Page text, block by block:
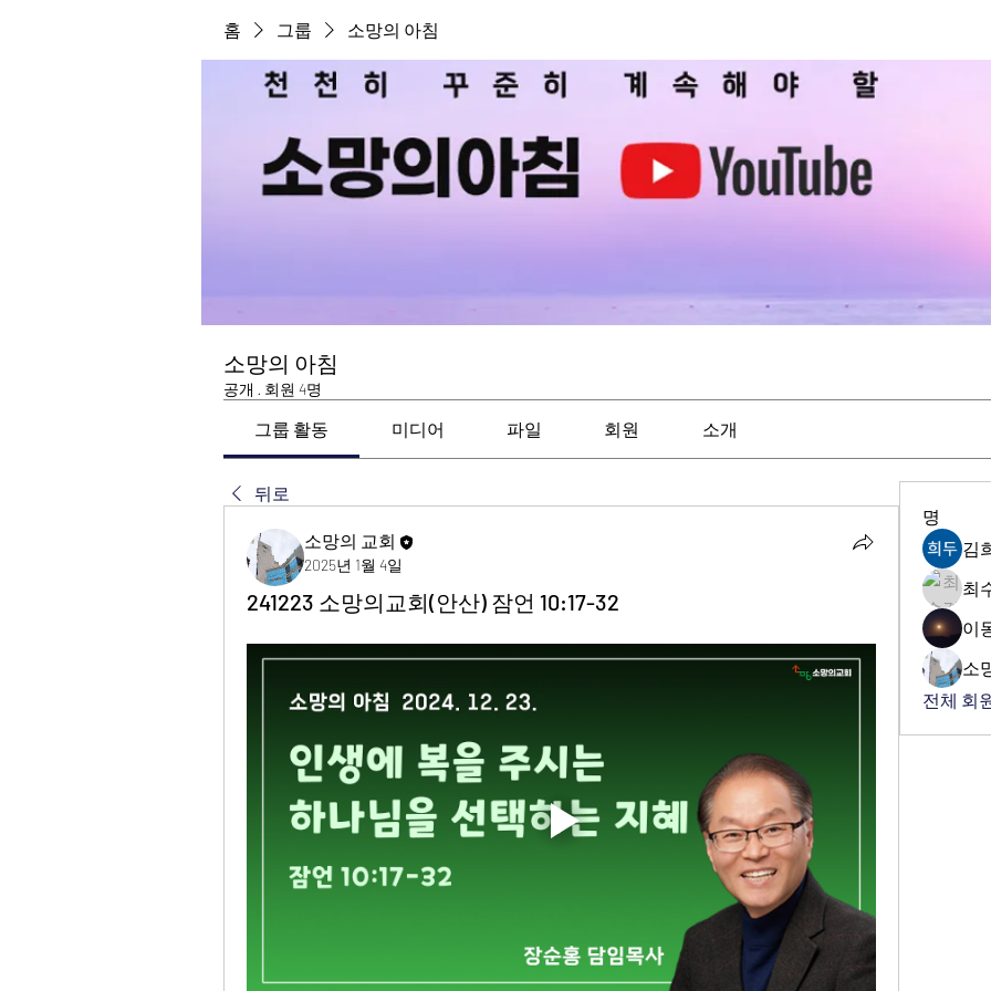
홈 그룹 소망의 아침
소망의 아침
공개 · 회원 4명
그룹 활동 미디어 파일 회원 소개
뒤로
소망의 교회
2025년 1월 4일
241223 소망의교회(안산) 잠언 10:17-32
명
김
최
이
소
전체 회